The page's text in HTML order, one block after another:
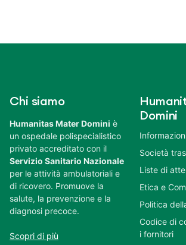
Chi siamo
Humanitas Mater Domini è
un ospedale polispecialistico
privato accreditato con il
Servizio Sanitario Nazionale
per le attività ambulatoriali e
di ricovero. Promuove la
salute, la prevenzione e la
diagnosi precoce.
Scopri di più
Domini
Società
Liste di
Etica e
Politica
Codice di
i fornitori